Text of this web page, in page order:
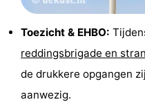
Toezicht & EHBO:
reddingsbrigade en
de drukkere opgangen
aanwezig.